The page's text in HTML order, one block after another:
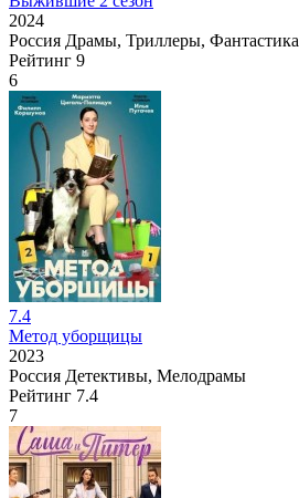
2024
Россия Драмы, Триллеры, Фантастика
Рейтинг 9
6
7.4
Метод уборщицы
2023
Россия Детективы, Мелодрамы
Рейтинг 7.4
7